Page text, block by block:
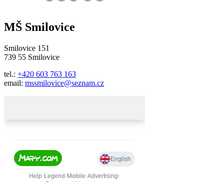
MŠ Smilovice
Smilovice 151
739 55 Smilovice
tel.: +420 603 763 163
email: mssmilovice@seznam.cz